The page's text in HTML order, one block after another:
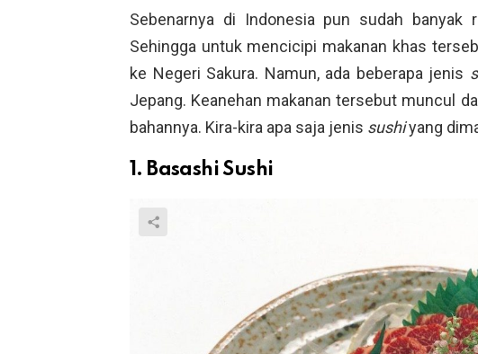
Sebenarnya di Indonesia pun sudah banyak
Sehingga untuk mencicipi makanan khas
ke Negeri Sakura. Namun, ada beberapa jenis
Jepang. Keanehan makanan tersebut muncul
bahannya. Kira-kira apa saja jenis sushiyang
1. Basashi Sushi